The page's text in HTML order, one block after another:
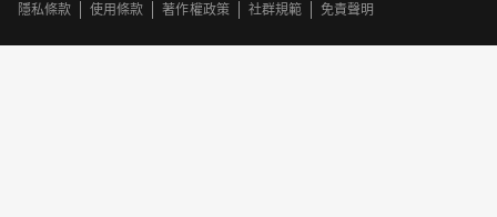
隱私條款
使用條款 著作權政策 社群規範 免責聲明